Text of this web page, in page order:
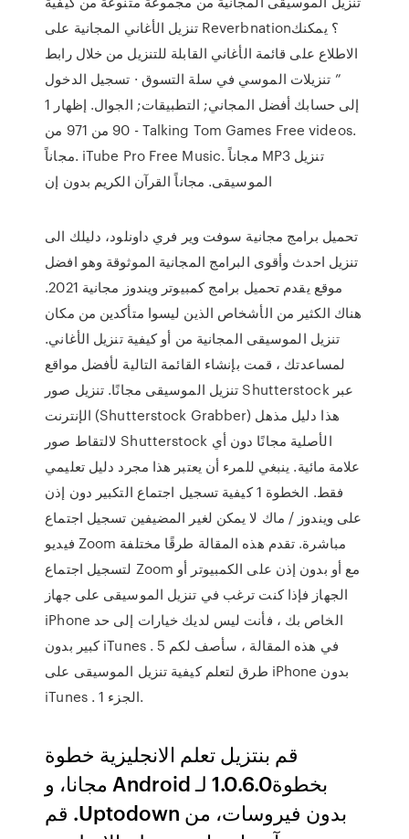
تنزيل الأغاني المجانية على Reverbnation؟ يمكنك
الاطلاع على قائمة الأغاني القابلة للتنزيل من خلال رابط
” تنزيلات الموسي في سلة التسوق · تسجيل الدخول
إلى حسابك أفضل المجاني; التطبيقات; الجوال. إظهار 1
- 90 من 971 من Talking Tom Games Free videos.
مجاناً. iTube Pro Free Music. مجاناً MP3 تنزيل
الموسيقى. مجاناً القرآن الكريم بدون إن
تحميل برامج مجانية سوفت وير فري داونلود، دليلك الى
تنزيل احدث وأقوى البرامج المجانية الموثوقة وهو افضل
موقع يقدم تحميل برامج كمبيوتر ويندوز مجانية 2021.
هناك الكثير من الأشخاص الذين ليسوا متأكدين من مكان
تنزيل الموسيقى المجانية من أو كيفية تنزيل الأغاني.
لمساعدتك ، قمت بإنشاء القائمة التالية لأفضل مواقع
تنزيل الموسيقى مجانًا. تنزيل صور Shutterstock عبر
الإنترنت (Shutterstock Grabber) هذا دليل مذهل
لالتقاط صور Shutterstock الأصلية مجانًا دون أي
علامة مائية. ينبغي للمرء أن يعتبر هذا مجرد دليل تعليمي
فقط. الخطوة 1 كيفية تسجيل اجتماع التكبير دون إذن
على ويندوز / ماك لا يمكن لغير المضيفين تسجيل اجتماع
فيديو Zoom مباشرة. تقدم هذه المقالة طرقًا مختلفة
لتسجيل اجتماع Zoom مع أو بدون إذن على الكمبيوتر أو
الجهاز فإذا كنت ترغب في تنزيل الموسيقى على جهاز
iPhone الخاص بك ، فأنت ليس لديك خيارات إلى حد
كبير بدون iTunes . في هذه المقالة ، سأصف لكم 5
طرق لتعلم كيفية تنزيل الموسيقى على iPhone بدون
iTunes . الجزء 1.
‫قم بنتزيل تعلم الانجليزية خطوة
بخطوة1.0.6.0 لـ Android مجانا، و
بدون فيروسات، من Uptodown. قم